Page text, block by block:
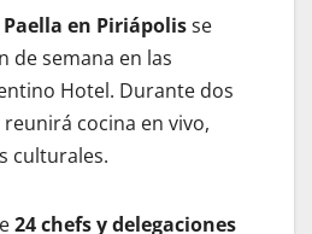
en Piriápolisse
de semana en las
Hotel. Durante dos
cocina en vivo,
culturales.
24 chefs y delegaciones